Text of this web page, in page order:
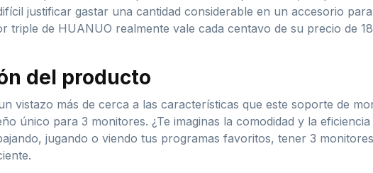
justificar gastar una cantidad considerable en un accesorio
triple de HUANUO realmente vale cada centavo de su precio de
del producto
vistazo más de cerca a las características que este soporte de
único para 3 monitores. ¿Te imaginas la comodidad y la
jugando o viendo tus programas favoritos, tener 3